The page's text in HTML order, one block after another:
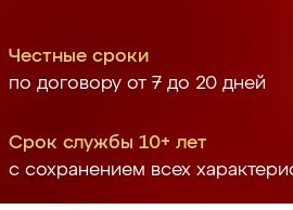
Честные сроки
по договору от 7 до 20 дней
Срок службы 10+ лет
с сохранением всех